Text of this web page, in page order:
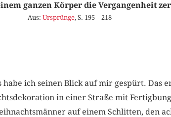
ganzen Körper die Vergangenheit
Aus: Ursprünge, S. 195 – 218
ich seinen Blick auf mir gespürt. Das
in einer Straße mit
auf einem Schlitten, den